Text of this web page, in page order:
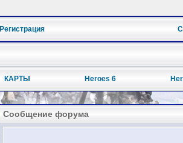
Регистрация
КАРТЫ Heroes 6
Сообщение форума